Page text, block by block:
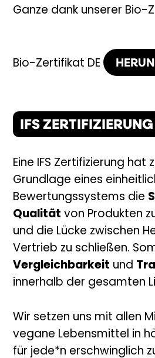
Ganze dank unserer Bio-
Bio-Zertifikat DE
IFS ZERTIFIZIERUNG
Eine IFS Zertifizierung hat
Grundlage eines
Bewertungssystems die
Qualität von Produkten
und die Lücke zwischen
Vertrieb zu schließen.
Vergleichbarkeit und
innerhalb der gesamten
Wir setzen uns mit allen
vegane Lebensmittel in
für jede*n erschwinglich